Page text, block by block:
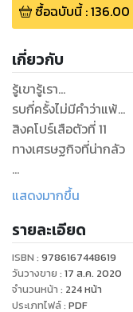
ซื้อฉบับนี้:136.00
เกี่ยวกับ
รู้เขารู้เรา...
รบกี่ครั้งไม่มีคำว่าแพ้...
สิงคโปร์เสือตัวที่ 11
ทางเศรษฐกิจที่น่ากลัว
แผ่นดินเล็กๆ แต่มั่นคง
สิงคโปร์เสือที่เริ่มขยับก่
ดูหนังสือเรื่องอื่นๆ ของ
แสดงมากขึ้น
รายละเอียด
ISBN : 9786167448619
วันวางขาย : 17 ส.ค. 2020
จำนวนหน้า : 224หน้า
ประเภทไฟล์: PDF